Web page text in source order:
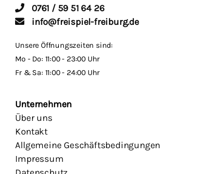
0761 / 59 51 64 26
info@freispiel-freiburg.de
Unsere Öffnungszeiten sind:
Mo - Do: 11:00 - 23:00 Uhr
Fr & Sa: 11:00 - 24:00 Uhr
Unternehmen
Über uns
Kontakt
Allgemeine Geschäftsbedingungen
Impressum